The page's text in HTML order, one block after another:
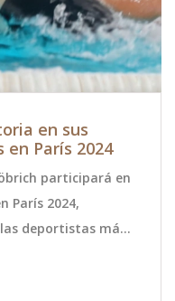
en sus
en París 2024
participará en
París 2024,
deportistas más
hasta Tokio 2020,